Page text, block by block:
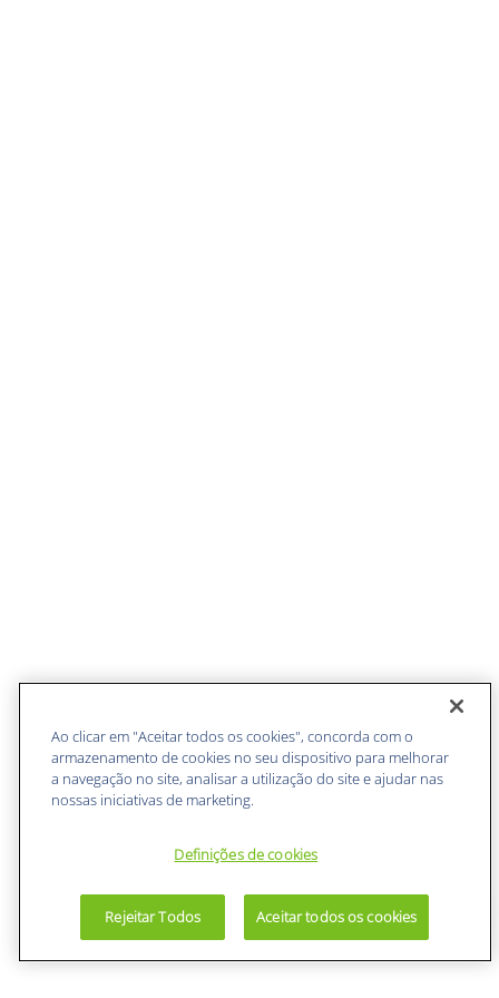
Ao clicar em "Aceitar todos os cookies", concorda com o
armazenamento de cookies no seu dispositivo para melhorar
a navegação no site, analisar a utilização do site e ajudar nas
nossas iniciativas de marketing.
Definições de cookies
Rejeitar Todos Aceitar todos os cookies